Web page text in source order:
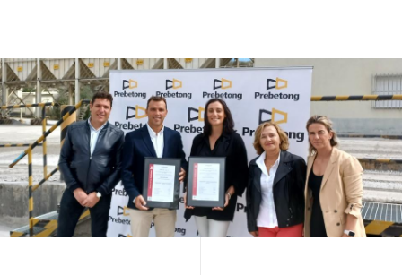
Prebetong Lugo Mineria Sostenible